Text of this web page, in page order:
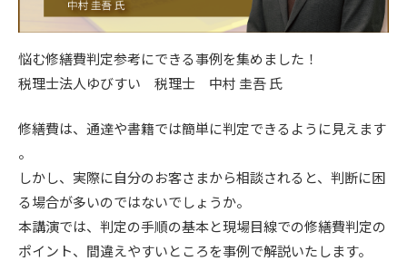
悩む修繕費判定参考にできる事例を集めました！
税理士法人ゆびすい 税理士 中村 圭吾 氏
修繕費は、通達や書籍では簡単に判定できるように見えます
。
しかし、実際に自分のお客さまから相談されると、判断に困
る場合が多いのではないでしょうか。
本講演では、判定の手順の基本と現場目線での修繕費判定の
ポイント、間違えやすいところを事例で解説いたします。